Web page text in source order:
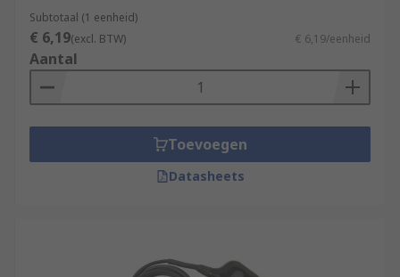
Subtotaal (1 eenheid)
€ 6,19(excl. BTW) € 6,19/eenheid
Aantal
Toevoegen
Datasheets